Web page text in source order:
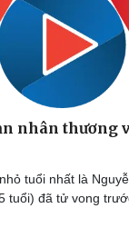
nhân thương
tuổi nhất là
tuổi) đã tử vong